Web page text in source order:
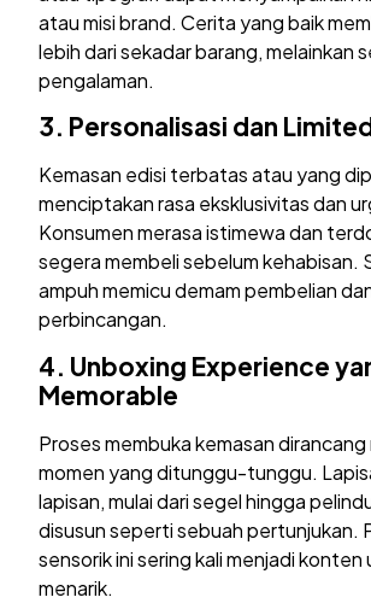
atau misi brand. Cerita yang baik
lebih dari sekadar barang, melainkan
pengalaman.
3. Personalisasi dan
Kemasan edisi terbatas atau yang
menciptakan rasa eksklusivitas dan
Konsumen merasa istimewa dan
segera membeli sebelum kehabisan.
ampuh memicu demam pembelian
perbincangan.
4. Unboxing Experience
Memorable
Proses membuka kemasan dirancang
momen yang ditunggu-tunggu.
lapisan, mulai dari segel hingga
disusun seperti sebuah pertunjukan.
sensorik ini sering kali menjadi
menarik.